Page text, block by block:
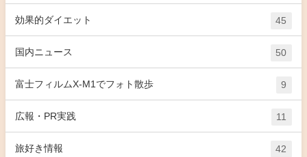
効果的ダイエット 45
国内ニュース 50
富士フィルムX-M1でフォト散歩 9
広報・PR実践 11
旅好き情報 42